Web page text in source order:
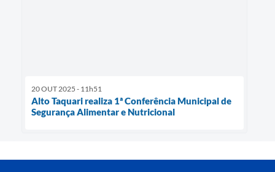
20 OUT 2025 - 11h51
Alto Taquari realiza 1ª Conferência Municipal de
Segurança Alimentar e Nutricional